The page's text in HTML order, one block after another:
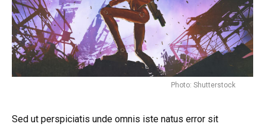
Photo: Shutterstock
Sed ut perspiciatis unde omnis iste natus error sit